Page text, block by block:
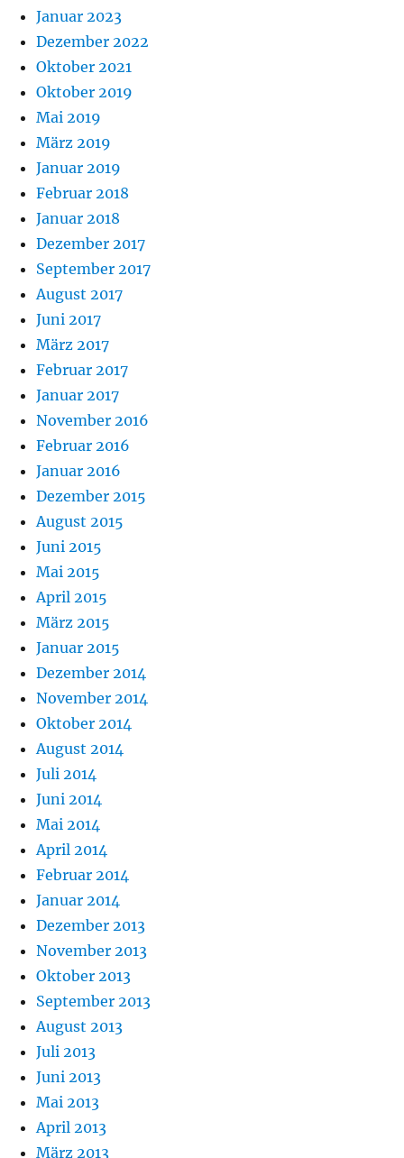
Januar 2023
Dezember 2022
Oktober 2021
Oktober 2019
Mai 2019
März 2019
Januar 2019
Februar 2018
Januar 2018
Dezember 2017
September 2017
August 2017
Juni 2017
März 2017
Februar 2017
Januar 2017
November 2016
Februar 2016
Januar 2016
Dezember 2015
August 2015
Juni 2015
Mai 2015
April 2015
März 2015
Januar 2015
Dezember 2014
November 2014
Oktober 2014
August 2014
Juli 2014
Juni 2014
Mai 2014
April 2014
Februar 2014
Januar 2014
Dezember 2013
November 2013
Oktober 2013
September 2013
August 2013
Juli 2013
Juni 2013
Mai 2013
April 2013
März 2013